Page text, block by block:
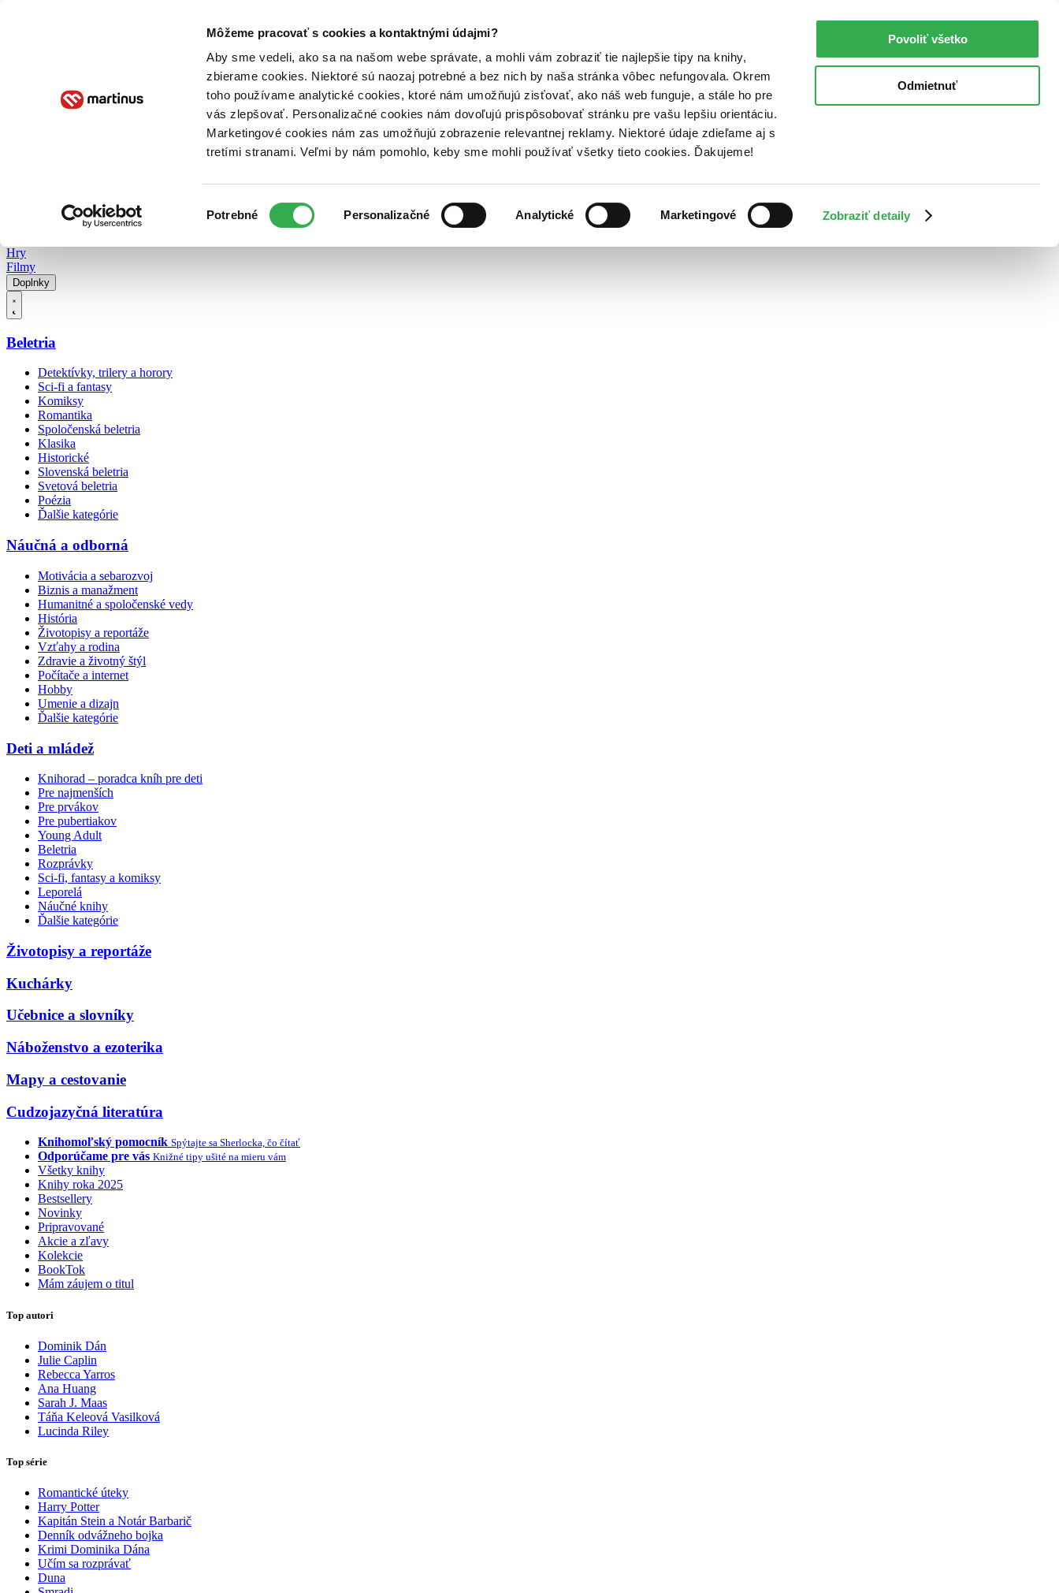
Môžeme pracovať s cookies a kontaktnými údajmi?
Aby sme vedeli, ako sa na našom webe správate, a mohli vám zobraziť tie najlepšie tipy na knihy,
zbierame cookies. Niektoré sú naozaj potrebné a bez nich by naša stránka vôbec nefungovala. Okrem
toho používame analytické cookies, ktoré nám umožňujú zisťovať, ako náš web funguje, a stále ho pre
vás zlepšovať. Personalizačné cookies nám dovoľujú prispôsobovať stránku pre vašu lepšiu orientáciu.
Marketingové cookies nám zas umožňujú zobrazenie relevantnej reklamy. Niektoré údaje zdieľame aj s
tretími stranami. Veľmi by nám pomohlo, keby sme mohli používať všetky tieto cookies. Ďakujeme!
súhlasu
Potrebné Personalizačné Analytické Marketingové Zobraziť detaily
Povoliť všetko
Odmietnuť
Poukážky Kontakt
Hry
Filmy
Doplnky
Beletria
Detektívky, trilery a horory
Sci-fi a fantasy
Komiksy
Romantika
Spoločenská beletria
Klasika
Historické
Slovenská beletria
Svetová beletria
Poézia
Ďalšie kategórie
Náučná a odborná
Motivácia a sebarozvoj
Biznis a manažment
Humanitné a spoločenské vedy
História
Životopisy a reportáže
Vzťahy a rodina
Zdravie a životný štýl
Počítače a internet
Hobby
Umenie a dizajn
Ďalšie kategórie
Deti a mládež
Knihorad – poradca kníh pre deti
Pre najmenších
Pre prvákov
Pre pubertiakov
Young Adult
Beletria
Rozprávky
Sci-fi, fantasy a komiksy
Leporelá
Náučné knihy
Ďalšie kategórie
Životopisy a reportáže
Kuchárky
Učebnice a slovníky
Náboženstvo a ezoterika
Mapy a cestovanie
Cudzojazyčná literatúra
Knihomoľský pomocník Spýtajte sa Sherlocka, čo čítať
Odporúčame pre vás Knižné tipy ušité na mieru vám
Všetky knihy
Knihy roka 2025
Bestsellery
Novinky
Pripravované
Akcie a zľavy
Kolekcie
BookTok
Mám záujem o titul
Top autori
Dominik Dán
Julie Caplin
Rebecca Yarros
Ana Huang
Sarah J. Maas
Táňa Keleová Vasilková
Lucinda Riley
Top série
Romantické úteky
Harry Potter
Kapitán Stein a Notár Barbarič
Denník odvážneho bojka
Krimi Dominika Dána
Učím sa rozprávať
Duna